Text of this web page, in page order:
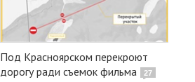
Под Красноярском перекроют
дорогу ради съемок фильма
27